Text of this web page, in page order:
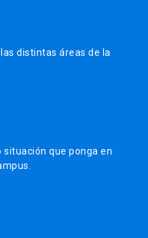
distintas áreas de la
que ponga en